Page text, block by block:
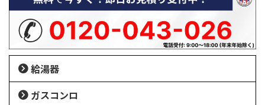
給湯器
ガスコンロ